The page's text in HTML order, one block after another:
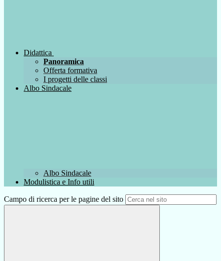
Didattica
Panoramica
Offerta formativa
I progetti delle classi
Albo Sindacale
Albo Sindacale
Modulistica e Info utili
Campo di ricerca per le pagine del sito